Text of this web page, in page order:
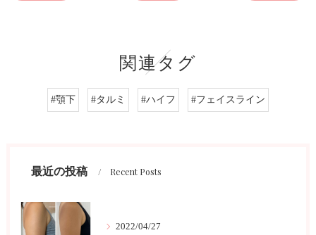
関連タグ
#顎下 #タルミ #ハイフ #フェイスライン
最近の投稿 Recent Posts
2022/04/27